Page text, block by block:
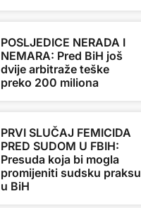
POSLJEDICE NERADA I
NEMARA: Pred BiH još
dvije arbitraže teške
preko 200 miliona
PRVI SLUČAJ FEMICIDA
PRED SUDOM U FBIH:
Presuda koja bi mogla
promijeniti sudsku praksu
u BiH